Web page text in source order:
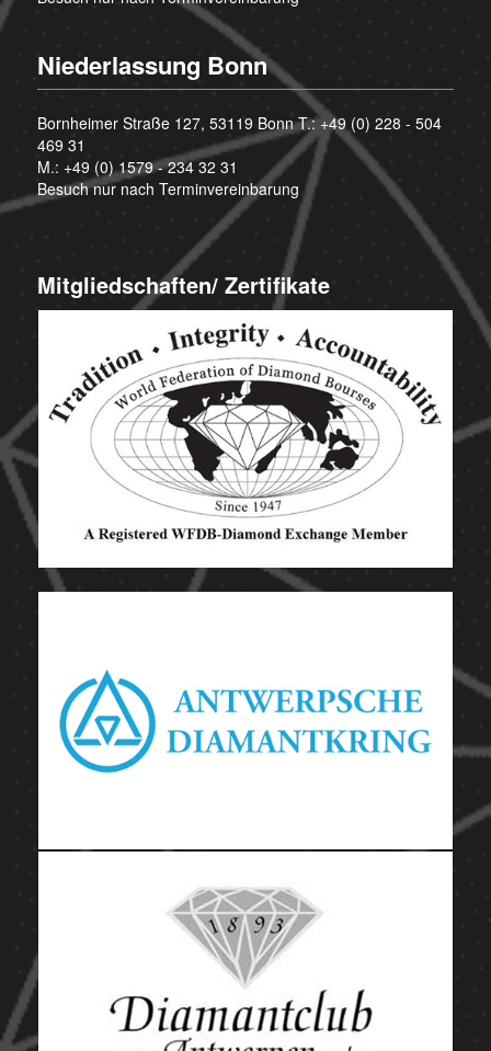
Niederlassung Bonn
Bornheimer Straße 127, 53119 Bonn T.:+49 (0) 228 - 504
469 31
M.: +49 (0) 1579 - 234 32 31
Besuch nur nach Terminvereinbarung
Mitgliedschaften/ Zertifikate